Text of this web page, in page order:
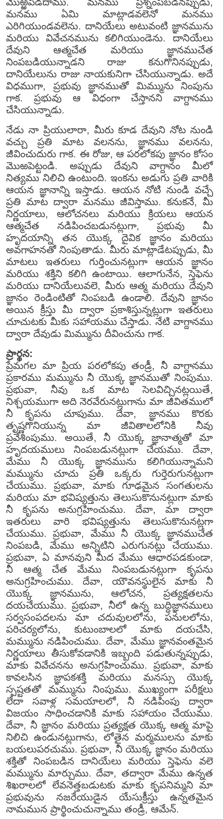
మనము ఏమి మాట్లాడవలెనో మనము
ఎరిగియుండవలెను. దానియేలు అటువంటి జ్ఞానమును
మరియు వివేచనమును కలిగియుండెను. దానియేలు
దేవుని ఆత్మచేత మరియు జ్ఞానముచేత
నింపబడియున్నాడని రాజు కనుగొనినప్పుడు,
దానియేలును రాజు నాయకునిగా చేసియున్నాడు. అదే
విధముగా, ప్రభువు జ్ఞానముతో మిమ్మును నింపును
గాక. ప్రభువు ఆ విధంగా చేస్తానని వాగ్దానము
చేసియున్నాడు.
నేడు నా ప్రియులారా, మీరు కూడ దేవుని నోట నుండి
వచ్చు ప్రతి మాట వలనను, జ్ఞానము వలనను,
జీవించుదురు గాక. ఈ రోజు, ఆ పరలోకపు జ్ఞానం కోసం
మొఱపెట్టండి. అప్పుడు దేవుని వాగ్దానం మీలో
నిత్యము నిలిచి ఉంటుంది. ఇంకను అడుగు ప్రతి వారికి
ఆయన జ్ఞానాన్ని ఇస్తాడు. ఆయన నోటి నుండి వచ్చే
ప్రతి మాట ద్వారా మనము జీవిస్తాము. కనుకనే, మీ
నిర్ణయాలు, ఆలోచనలు మరియు క్రియలు ఆయన
ఆత్మచేత నడిపించబడునట్లుగా, ప్రభువు మీ
హృదయాన్ని తన యొక్క దైవిక జ్ఞానం మరియు
అవగాహనతో నింపుతాడు. మీరు మాట్లాడేటప్పుడు, మీ
మాటలు ఇతరులు గుర్తించునట్లుగా ఆయన జ్ఞానం
మరియు శక్తిని కలిగి ఉంటాయి. ఆలాగునేన, స్తెఫెను
మరియు దానియేలువలె, మీరు ఆత్మ మరియు దేవుని
జ్ఞానం రెండింటితో నింపబడి ఉండాలి. దేవుని జ్ఞానం
అయిన క్రీస్తు మీ ద్వారా ప్రకాశిస్తున్నట్లుగా ఇతరులు
చూచుటకు మీకు సహాయము చేస్తాడు. నేటి వాగ్దానము
ద్వారా దేవుడు మిమ్మును దీవించును గాక.
ప్రార్థన:
ప్రేమగల మా ప్రియ పరలోకపు తండ్రీ, నీ వాగ్దానము
ప్రకారము మమ్మును నీ యొక్క జ్ఞానముతో నింపుము.
ప్రభువా, నీవు ఒక మాట సెలవిచ్చినట్లయితే,
నిశ్చయముగా అది నెరవేరునట్లుగాను మా జీవితములో
నీ కృపను చూపుము. దేవా, జ్ఞానము కొరకు
తృష్ణగొనియున్న మా జీవితాలలోనికి నీవు
ప్రవేశింపుము. అయితే, నీ యొక్క జ్ఞానాత్మతో మా
హృదయములు నింపబడునట్లుగా చేయము. దేవా,
మేము నీ యొక్క జ్ఞానమును కలిగియున్నామని
మమ్మును చూచు ప్రతి ఒక్కరు గుర్తెరుగునట్లుగా
చేయుము. ప్రభువా, మాకు గూఢమైన సంగతులను
మరియు మా భవిష్యత్తును తెలుసుకొనునట్లుగా మాకు
నీ కృపను అనుగ్రహించుము. దేవా, మా ద్వారా
ఇతరులు వారి భవిష్యత్తును తెలుసుకొనునట్లగా
చేయుము. ప్రభువా, మేము నీ యొక్క జ్ఞానముచేత
నింపబడి, మేము అన్నిటిని ఎరుగునట్లు చేయుము.
ప్రభువా, ఏ మానవుని మీద మేము ఆధారపడకుండా,
నీ ఆత్మ చేత మేము నింపబడునట్లుగా కృపను
అనుగ్రహించుము. దేవా, యౌవనస్థులైన మాకు నీ
యొక్క జ్ఞానమును, ఆలోచన, ప్రత్యక్షతలను
దయచేయుము. ప్రభువా, నీలో ఉన్న బుద్ధిజ్ఞానములు
సర్వసంపదలను మా చదువులలోను, పనులలోను,
పరిచర్యలోను, కుటుంబాలలో మాకు దయచేసి,
మమ్మును నడిపించుము. దేవా, మేము జ్ఞానవంతమైన
నిర్ణయాలు తీసుకోవడానికి ఇబ్బంది పడుతున్నప్పుడు,
మాకు వివేచనను అనుగ్రహించుము. ప్రభువా, మాకు
కావలసిన జ్ఞాపకశక్తి మరియు మనస్సు యొక్క
స్పష్టతతో మమ్మును నింపుము. ముఖ్యంగా పరీక్షలు
లేదా సవాళ్ల సమయాలలో, నీ నడిపింపు ద్వారా
విజయం సాధించడానికి మాకు సహాయం చేయుము.
దేవా, నీ జ్ఞానం మరియు ప్రత్యక్షత యొక్క ఆత్మ మాపై
నిలిచి ఉండునట్లుగాను, లోతైన మర్మములను మాకు
బయలుపరచుము. ప్రభువా, నీ యొక్క జ్ఞానం మరియు
శక్తితో నింపబడిన దానియేలు మరియు స్తెఫెను వలె
మమ్మును మార్చుము. దేవా, తద్వారా మేము ఉన్నత
శిఖరాలలో లేవనెత్తబడుటకు మాకు కృపనిమ్మని మా
ప్రభువును నజరేయుడైన యేసుక్రీస్తు ఉన్నతమైన
నామమున ప్రార్థించుచున్నాము తండ్రీ, ఆమేన్.